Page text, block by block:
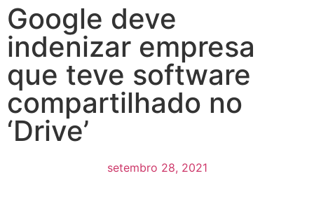
Google deve
indenizar empresa
que teve software
compartilhado no
‘Drive’
setembro 28, 2021